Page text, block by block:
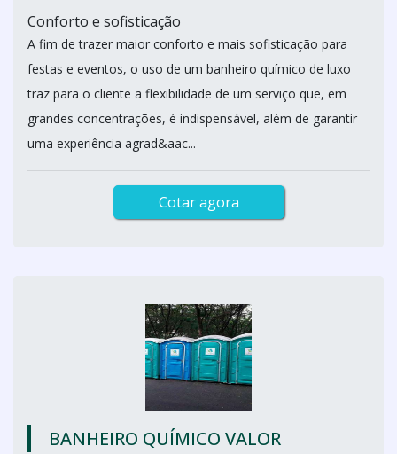
Conforto e sofisticação
A fim de trazer maior conforto e mais sofisticação para
festas e eventos, o uso de um banheiro químico de luxo
traz para o cliente a flexibilidade de um serviço que, em
grandes concentrações, é indispensável, além de garantir
uma experiência agrad&aac...
Cotar agora
BANHEIRO QUÍMICO VALOR